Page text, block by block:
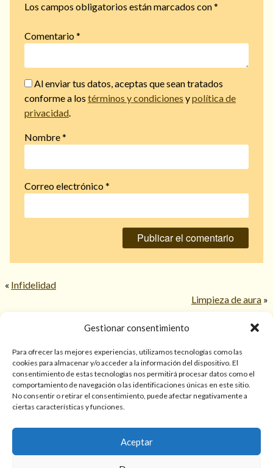
Gestionar consentimiento
Para ofrecer las mejores experiencias, utilizamos tecnologías como las
cookies para almacenar y/o acceder a la información del dispositivo. El
consentimiento de estas tecnologías nos permitirá procesar datos como el
comportamiento de navegación o las identificaciones únicas en este sitio.
No consentir o retirar el consentimiento, puede afectar negativamente a
ciertas características y funciones.
Aceptar
Los campos obligatorios están marcados con*
Comentario*
Al enviar tus datos, aceptas que sean tratados
conforme a los términos y condiciones ypolítica de
privacidad
Nombre*
Correo electrónico*
« Infidelidad
Limpieza de aura »
Sólo para mayores de 18 años. Las lecturas de cartas, hechizos,
amarres, endulzamientos, videncias y predicciones tienen
finalidad de entretenimiento y/o ayuda personal. Estos
puede variar de una persona a otra.